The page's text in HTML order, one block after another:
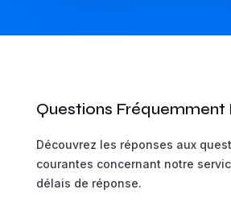
Questions Fréquemment
Découvrez les réponses aux
courantes concernant notre
délais de réponse.